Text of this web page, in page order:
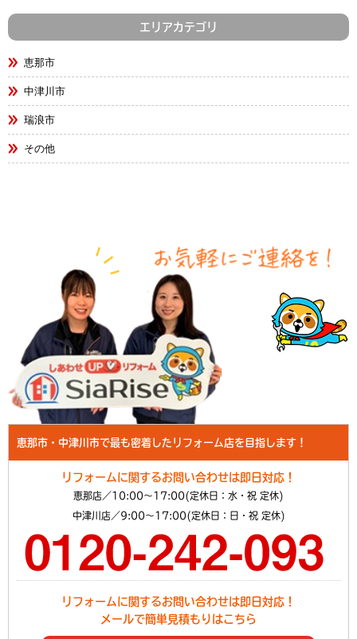
エリアカテゴリ
恵那市
中津川市
瑞浪市
その他
恵那市・中津川市で最も密着したリフォーム店を目指します！
リフォームに関するお問い合わせは即日対応！
恵那店／10:00～17:00(定休日：水・祝 定休)
中津川店／9:00～17:00(定休日：日・祝 定休)
リフォームに関するお問い合わせは即日対応！
メールで簡単見積もりはこちら